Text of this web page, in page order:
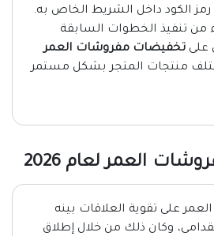
الكود داخل الشريط الخاص به.
من تنفيذ الخطوات السابقة
على تخفيضات مفروشات العمر
منتجات المتجر بشكل مستمر
العمر لعام 2026
على تقوية العلاقات بينه
وكان ذلك من خلال إطلاق